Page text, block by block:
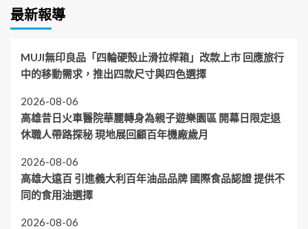
最新報導
MUJI無印良品「四輪硬殼止滑拉桿箱」改款上市 回應旅行
中的移動需求，推出四款尺寸與四色選擇
2026-08-06
高雄昔日火車醫院華麗轉身為親子遊樂園區 開幕日限定退
休職人帶路探秘 現地展回顧百年機廠歲月
2026-08-06
高雄大遠百 引進義大利百年油品品牌 國際食品認證 提供不
同的食用油選擇
2026-08-06